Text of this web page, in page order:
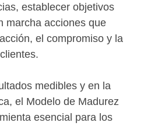
establecer objetivos
marcha acciones que
el compromiso y la
medibles y en la
el Modelo de Madurez
esencial para los